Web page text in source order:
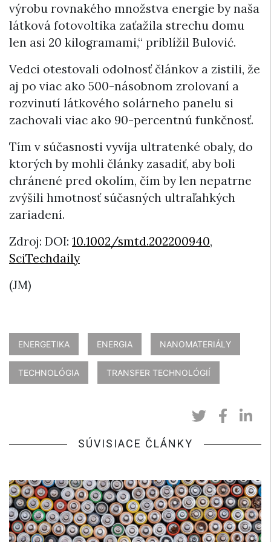
výrobu rovnakého množstva energie by naša
látková fotovoltika zaťažila strechu domu
len asi 20 kilogramami,“ priblížil Bulović.
Vedci otestovali odolnosť článkov a zistili, že
aj po viac ako 500-násobnom zrolovaní a
rozvinutí látkového solárneho panelu si
zachovali viac ako 90-percentnú funkčnosť.
Tím v súčasnosti vyvíja ultratenké obaly, do
ktorých by mohli články zasadiť, aby boli
chránené pred okolím, čím by len nepatrne
zvýšili hmotnosť súčasných ultraľahkých
zariadení.
Zdroj: DOI: 10.1002/smtd.202200940,
SciTechdaily
(JM)
ENERGETIKA ENERGIA NANOMATERIÁLY
TECHNOLÓGIA TRANSFER TECHNOLÓGIÍ
SÚVISIACE ČLÁNKY